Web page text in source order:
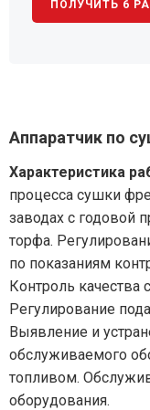
ПОЛУЧИТЬ 6
Аппаратчик по
Характеристика
процесса сушки
заводах с годовой
торфа.
по показаниям
Контроль качества
Регулирование
Выявление и
обслуживаемого
топливом.
оборудования.